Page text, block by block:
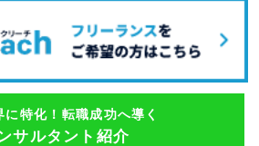
に特化！転職成功へ導く
サルタント紹介